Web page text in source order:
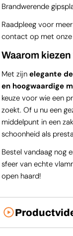
Brandwerende
Raadpleeg voor
contact op met onze
Waarom
Met zijn elegante
en hoogwaardige
keuze voor wie een
zoekt. Of u nu een
middelpunt in een
schoonheid als
Bestel vandaag nog
sfeer van echte
open haard!